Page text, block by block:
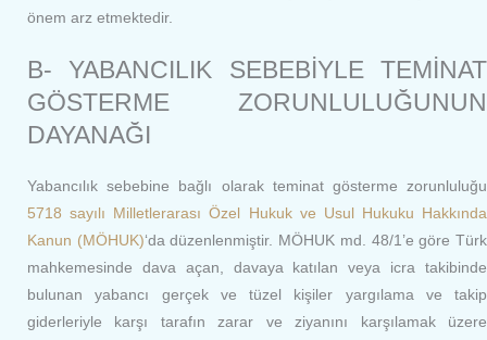
önem arz etmektedir.
B- YABANCILIK SEBEBİYLE TEMİNAT
GÖSTERME ZORUNLULUĞUNUN
DAYANAĞI
Yabancılık sebebine bağlı olarak teminat gösterme zorunluluğu
5718 sayılı Milletlerarası Özel Hukuk ve Usul Hukuku Hakkında
Kanun (MÖHUK)‘da düzenlenmiştir. MÖHUK md. 48/1’e göre Türk
mahkemesinde dava açan, davaya katılan veya icra takibinde
bulunan yabancı gerçek ve tüzel kişiler yargılama ve takip
giderleriyle karşı tarafın zarar ve ziyanını karşılamak üzere